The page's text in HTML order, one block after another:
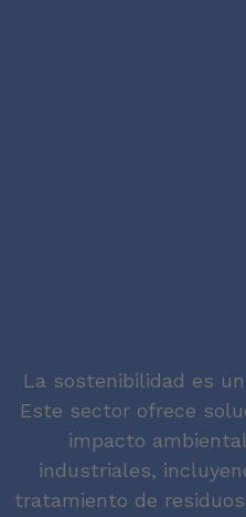
La sostenibilidad es
Este sector ofrece
impacto
industriales,
tratamiento de